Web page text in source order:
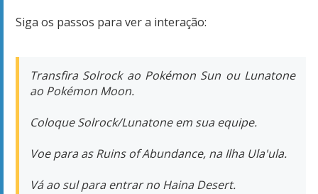
Siga os passos para ver a interação:
Transfira Solrock ao Pokémon Sun ou Lunatone
ao Pokémon Moon.
Coloque Solrock/Lunatone em sua equipe.
Voe para as Ruins of Abundance, na Ilha Ula'ula.
Vá ao sul para entrar no Haina Desert.